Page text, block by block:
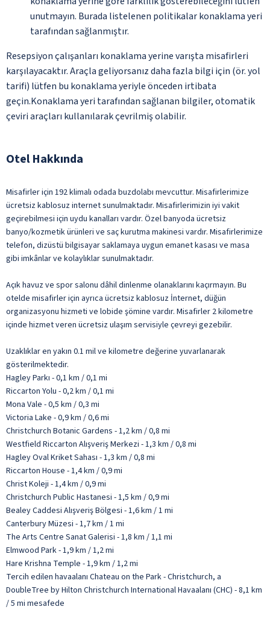
unutmayın. Burada listelenen politikalar konaklama yeri
tarafından sağlanmıştır.
Resepsiyon çalışanları konaklama yerine varışta misafirleri
karşılayacaktır. Araçla geliyorsanız daha fazla bilgi için (ör. yol
tarifi) lütfen bu konaklama yeriyle önceden irtibata
geçin.Konaklama yeri tarafından sağlanan bilgiler, otomatik
çeviri araçları kullanılarak çevrilmiş olabilir.
Otel Hakkında
Misafirler için 192 klimalı odada buzdolabı mevcuttur. Misafirlerimize
ücretsiz kablosuz internet sunulmaktadır. Misafirlerimizin iyi vakit
geçirebilmesi için uydu kanalları vardır. Özel banyoda ücretsiz
banyo/kozmetik ürünleri ve saç kurutma makinesi vardır. Misafirlerimize
telefon, dizüstü bilgisayar saklamaya uygun emanet kasası ve masa
gibi imkânlar ve kolaylıklar sunulmaktadır.
Açık havuz ve spor salonu dâhil dinlenme olanaklarını kaçırmayın. Bu
otelde misafirler için ayrıca ücretsiz kablosuz İnternet, düğün
organizasyonu hizmeti ve lobide şömine vardır. Misafirler 2 kilometre
içinde hizmet veren ücretsiz ulaşım servisiyle çevreyi gezebilir.
Uzaklıklar en yakın 0.1 mil ve kilometre değerine yuvarlanarak
gösterilmektedir.
Hagley Parkı - 0,1 km / 0,1 mi
Riccarton Yolu - 0,2 km / 0,1 mi
Mona Vale - 0,5 km / 0,3 mi
Victoria Lake - 0,9 km / 0,6 mi
Christchurch Botanic Gardens - 1,2 km / 0,8 mi
Westfield Riccarton Alışveriş Merkezi - 1,3 km / 0,8 mi
Hagley Oval Kriket Sahası - 1,3 km / 0,8 mi
Riccarton House - 1,4 km / 0,9 mi
Christ Koleji - 1,4 km / 0,9 mi
Christchurch Public Hastanesi - 1,5 km / 0,9 mi
Bealey Caddesi Alışveriş Bölgesi - 1,6 km / 1 mi
Canterbury Müzesi - 1,7 km / 1 mi
The Arts Centre Sanat Galerisi - 1,8 km / 1,1 mi
Elmwood Park - 1,9 km / 1,2 mi
Hare Krishna Temple - 1,9 km / 1,2 mi
Tercih edilen havaalanı Chateau on the Park - Christchurch, a
DoubleTree by Hilton Christchurch International Havaalanı (CHC) - 8,1 km
/ 5 mi mesafede